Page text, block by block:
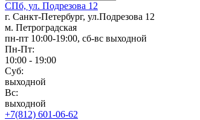
СПб, ул. Подрезова 12
г. Санкт-Петербург, ул.Подрезова 12
м. Петроградская
пн-пт 10:00-19:00, сб-вс выходной
Пн-Пт:
10:00 - 19:00
Суб:
выходной
Вс:
выходной
+7(812) 601-06-62